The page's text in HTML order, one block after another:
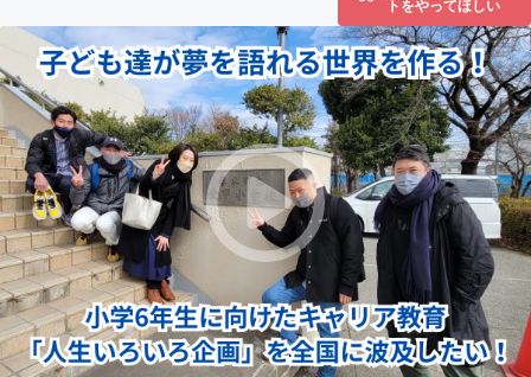
トをやってほしい